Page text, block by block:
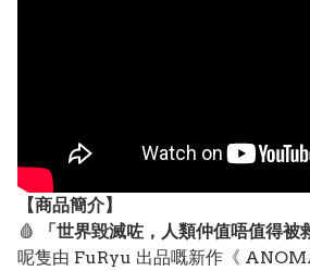
【商品簡介】
🩸
「世界毀滅咗，人類仲值唔值得被
呢隻由 FuRyu 出品嘅新作《